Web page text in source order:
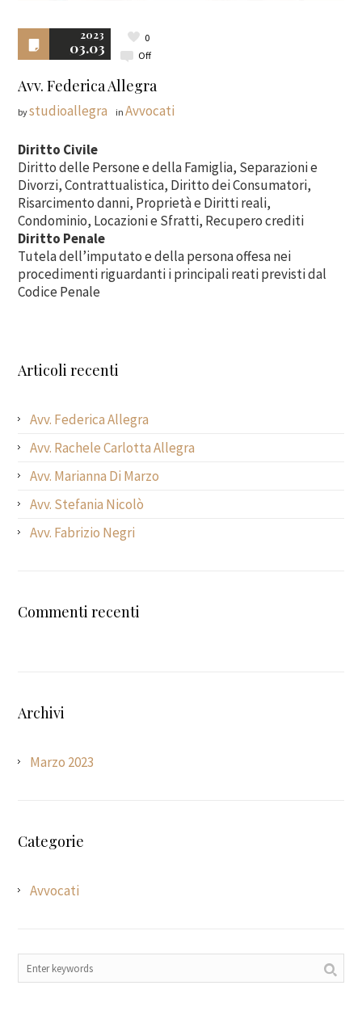
2023
03.03 Off
0
Avv. Federica Allegra
bystudioallegra inAvvocati
Diritto Civile
Diritto delle Persone e della Famiglia, Separazioni e
Divorzi, Contrattualistica, Diritto dei Consumatori,
Risarcimento danni, Proprietà e Diritti reali,
Condominio, Locazioni e Sfratti, Recupero crediti
Diritto Penale
Tutela dell’imputato e della persona offesa nei
procedimenti riguardanti i principali reati previsti dal
Codice Penale
Articoli recenti
Avv. Federica Allegra
Avv. Rachele Carlotta Allegra
Avv. Marianna Di Marzo
Avv. Stefania Nicolò
Avv. Fabrizio Negri
Commenti recenti
Archivi
Marzo 2023
Categorie
Avvocati